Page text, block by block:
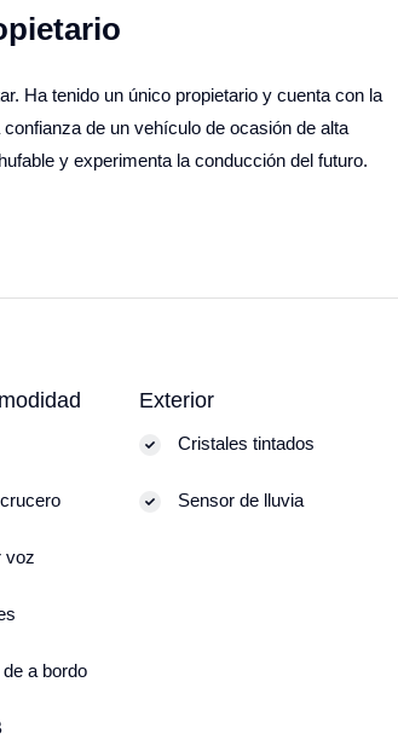
Ha tenido un único propietario y cuenta con la
de un vehículo de ocasión de alta
y experimenta la conducción del futuro.
voz
a bordo
Exterior
Cristales tintados
Sensor de lluvia